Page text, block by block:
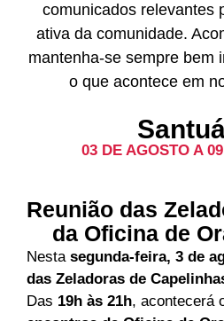
comunicados relevantes
ativa da comunidade.
mantenha-se sempre bem
o que acontece em
03 DE AGOSTO A
Reunião das
da Oficina de
Nesta segunda-feira, 3 de
das Zeladoras de
Das 19h às 21h, acontecerá